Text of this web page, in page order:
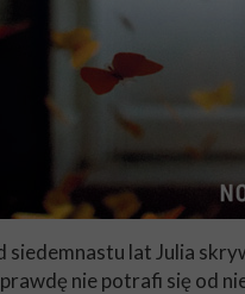
siedemnastu lat Julia
nie potrafi się od